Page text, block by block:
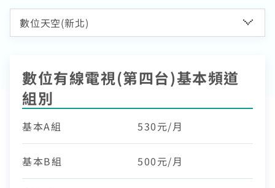
門付費頻道
位有線電視
慧生活家電
戶
數位有線電視(第四台)基本頻道
組別
基本A組 530元/月
基本B組 500元/月